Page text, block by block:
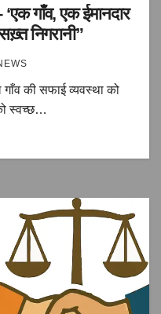
गाँव, एक ईमानदार
निगरानी”
की सफाई व्यवस्था को
स्वच्छ…